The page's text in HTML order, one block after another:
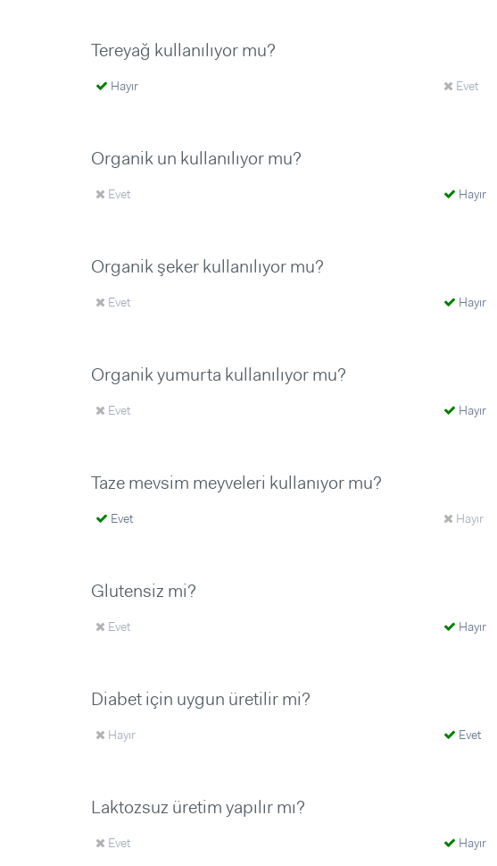
Tereyağ kullanılıyor mu?
Hayır Evet
Organik un kullanılıyor mu?
Evet Hayır
Organik şeker kullanılıyor mu?
Evet Hayır
Organik yumurta kullanılıyor mu?
Evet Hayır
Taze mevsim meyveleri kullanıyor mu?
Evet Hayır
Glutensiz mi?
Evet Hayır
Diabet için uygun üretilir mi?
Hayır Evet
Laktozsuz üretim yapılır mı?
Evet Hayır